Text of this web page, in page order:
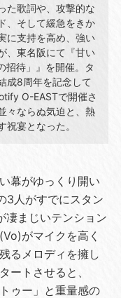
た歌詞や、攻撃的な
、そして緩急をきか
に支持を高め、強い
、東名阪にて『甘い
招待」』を開催。タ
成8周年を記念して
O-EASTで開催さ
々ならぬ気迫と、熱
宴となった。
幕がゆっくり開い
3人がすでにスタン
凄まじいテンション
がマイクを高く
るメロディを擁し
ートさせると、
ゥー」と重量感の